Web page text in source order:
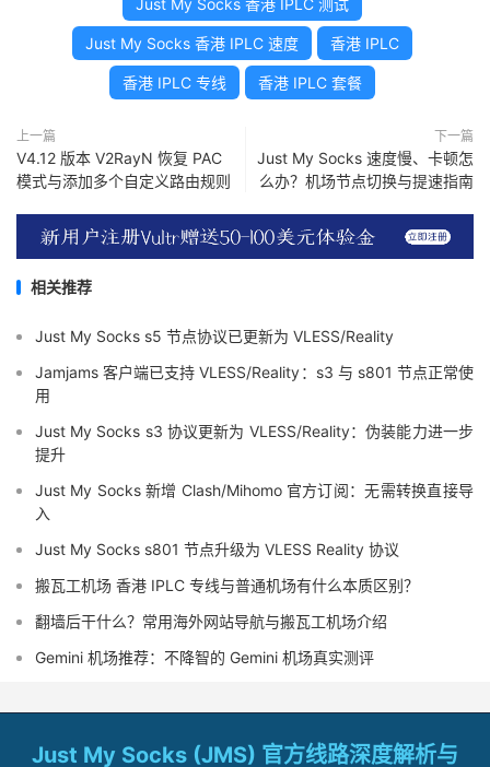
Just My Socks 香港 IPLC 测试
Just My Socks 香港 IPLC 速度 香港 IPLC
香港 IPLC 专线 香港 IPLC 套餐
上一篇
V4.12 版本 V2RayN 恢复 PAC
模式与添加多个自定义路由规则
下一篇
Just My Socks 速度慢、卡顿怎
么办？机场节点切换与提速指南
相关推荐
Just My Socks s5 节点协议已更新为 VLESS/Reality
Jamjams 客户端已支持 VLESS/Reality：s3 与 s801 节点正常使
用
Just My Socks s3 协议更新为 VLESS/Reality：伪装能力进一步
提升
Just My Socks 新增 Clash/Mihomo 官方订阅：无需转换直接导
入
Just My Socks s801 节点升级为 VLESS Reality 协议
搬瓦工机场 香港 IPLC 专线与普通机场有什么本质区别？
翻墙后干什么？常用海外网站导航与搬瓦工机场介绍
Gemini 机场推荐：不降智的 Gemini 机场真实测评
Just My Socks (JMS) 官方线路深度解析与